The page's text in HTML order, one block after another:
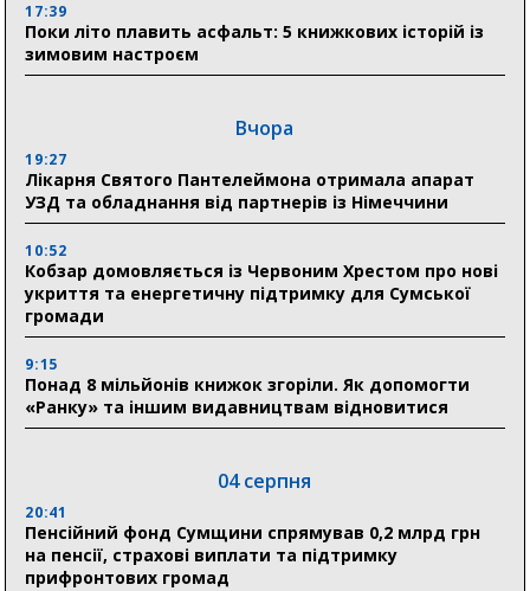
17:39
Поки літо плавить асфальт: 5 книжкових історій із
зимовим настроєм
Вчора
19:27
Лікарня Святого Пантелеймона отримала апарат
УЗД та обладнання від партнерів із Німеччини
10:52
Кобзар домовляється із Червоним Хрестом про нові
укриття та енергетичну підтримку для Сумської
громади
9:15
Понад 8 мільйонів книжок згоріли. Як допомогти
«Ранку» та іншим видавництвам відновитися
04 серпня
20:41
Пенсійний фонд Сумщини спрямував 0,2 млрд грн
на пенсії, страхові виплати та підтримку
прифронтових громад